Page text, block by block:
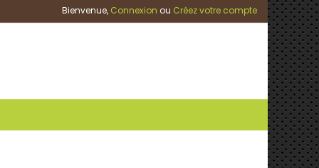
Bienvenue, Connexion ou Créez votre compte